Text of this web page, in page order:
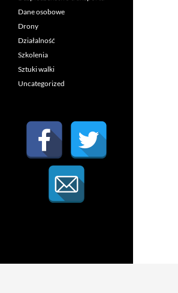
Dane osobowe
Drony
Działalność
Szkolenia
Sztuki walki
Uncategorized